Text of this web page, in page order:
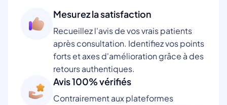
Mesurez la satisfaction
Recueillez l'avis de vos vrais patients
après consultation. Identifiez vos points
forts et axes d'amélioration grâce à des
retours authentiques.
Avis 100% vérifiés
Contrairement aux plateformes